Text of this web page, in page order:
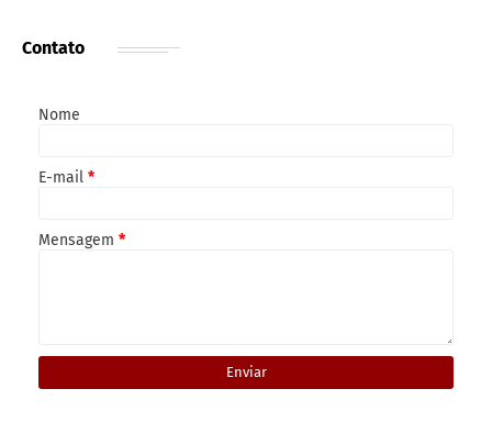
Contato
Nome
E-mail *
Mensagem *